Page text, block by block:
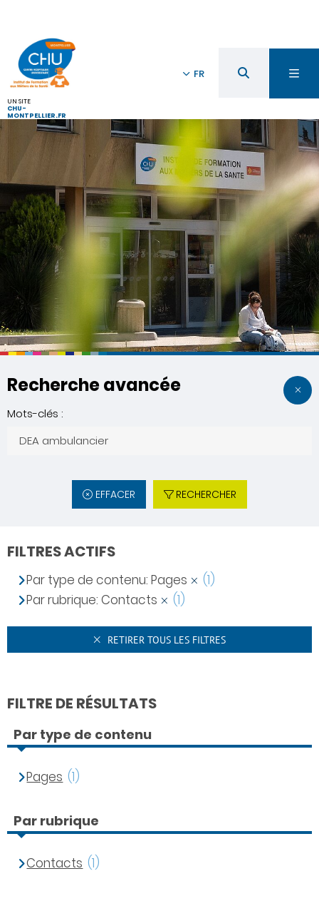
UN SITE
CHU-
MONTPELLIER.FR
FR
Recherche avancée
Mots-clés :
EFFACER RECHERCHER
FILTRES ACTIFS
Par type de contenu: Pages
(1)
Par rubrique: Contacts
(1)
RETIRER TOUS LES FILTRES
FILTRE DE RÉSULTATS
Par type de contenu
Pages (1)
Par rubrique
Contacts (1)